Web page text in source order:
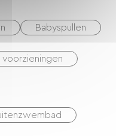
Babyspullen
voorzieningen